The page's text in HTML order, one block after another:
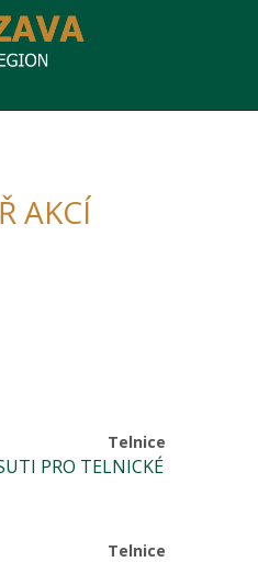
AKCÍ
Telnice
PRO TELNICKÉ
Telnice